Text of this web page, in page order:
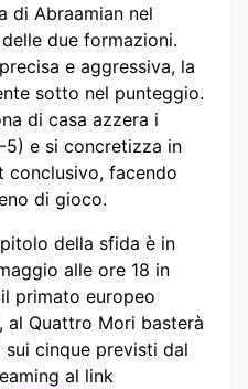
di Abraamian nel
due formazioni.
e aggressiva, la
sotto nel punteggio.
di casa azzera i
5) e si concretizza in
conclusivo, facendo
di gioco.
della sfida è in
alle ore 18 in
primato europeo
Quattro Mori basterà
cinque previsti dal
al link